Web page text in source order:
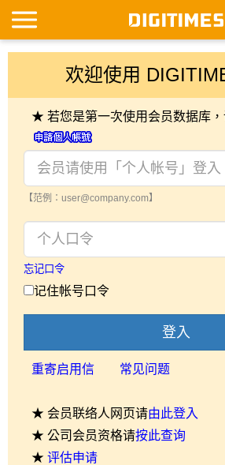
欢迎使用
★ 若您是第一次使用会员数据库
【范例：user@company.com】
忘记口令
记住帐号口令
登入
重寄启用信 常见问题
★ 会员联络人网页请由此登入
★ 公司会员资格请按此查询
★ 评估申请